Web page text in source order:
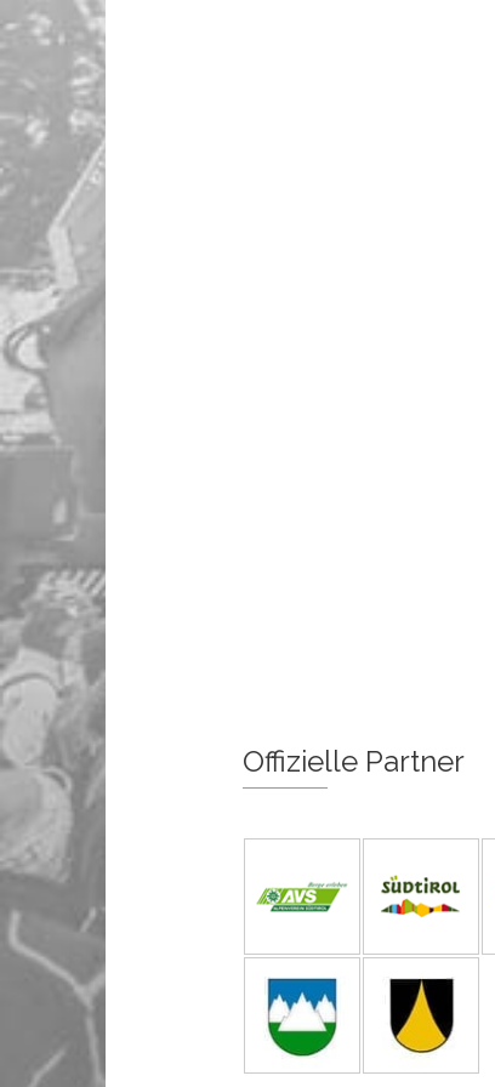
Offizielle Partner